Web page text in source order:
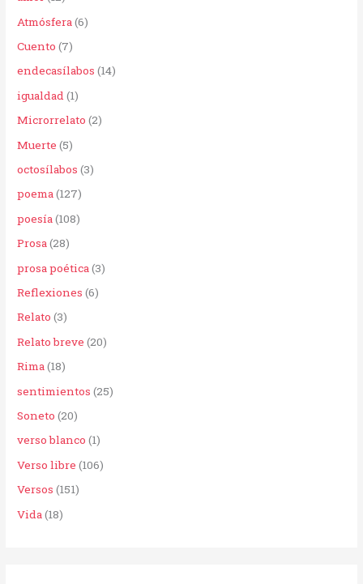
o
r
:
Atmósfera (6)
Cuento (7)
endecasílabos (14)
igualdad(1)
Microrrelato (2)
Muerte (5)
octosílabos (3)
poema(127)
poesía(108)
Prosa(28)
prosa poética(3)
Reflexiones (6)
Relato (3)
Relato breve (20)
Rima(18)
sentimientos (25)
Soneto (20)
verso blanco (1)
Verso libre (106)
Versos (151)
Vida(18)